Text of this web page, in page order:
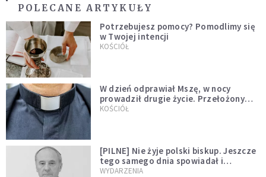
POLECANE ARTYKUŁY
Potrzebujesz pomocy? Pomodlimy się
w Twojej intencji
KOŚCIÓŁ
W dzień odprawiał Mszę, w nocy
prowadził drugie życie. Przełożony
kazał mu opuścić zakon
KOŚCIÓŁ
[PILNE] Nie żyje polski biskup. Jeszcze
tego samego dnia spowiadał i
sprawował Mszę świętą
WYDARZENIA